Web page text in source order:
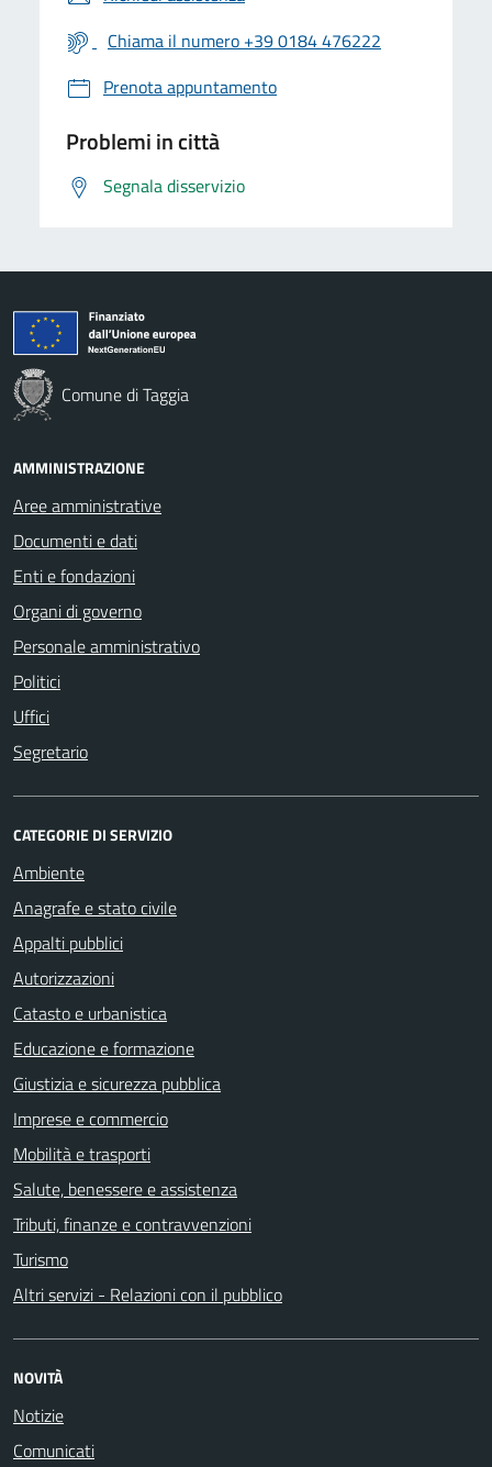
Chiama il numero +39 0184 476222
Prenota appuntamento
Problemi in città
Segnala disservizio
Comune di Taggia
AMMINISTRAZIONE
Aree amministrative
Documenti e dati
Enti e fondazioni
Organi di governo
Personale amministrativo
Politici
Uffici
Segretario
CATEGORIE DI SERVIZIO
Ambiente
Anagrafe e stato civile
Appalti pubblici
Autorizzazioni
Catasto e urbanistica
Educazione e formazione
Giustizia e sicurezza pubblica
Imprese e commercio
Mobilità e trasporti
Salute, benessere e assistenza
Tributi, finanze e contravvenzioni
Turismo
Altri servizi - Relazioni con il pubblico
NOVITÀ
Notizie
Comunicati